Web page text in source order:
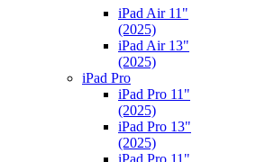
iPad Air 11"
(2025)
iPad Air 13"
(2025)
iPad Pro
iPad Pro 11"
(2025)
iPad Pro 13"
(2025)
iPad Pro 11"